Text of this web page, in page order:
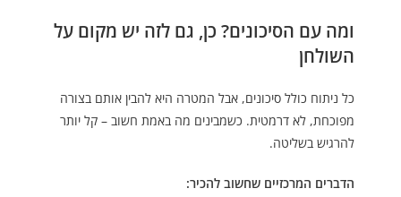
ומה עם הסיכונים? כן, גם לזה יש מקום על
השולחן
כל ניתוח כולל סיכונים, אבל המטרה היא להבין אותם בצורה
מפוכחת, לא דרמטית. כשמבינים מה באמת חשוב – קל יותר
להרגיש בשליטה.
הדברים המרכזיים שחשוב להכיר: